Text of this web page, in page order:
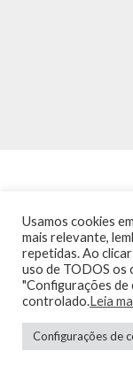
INÍCIO NOTÍCIAS
Guia de Niterói
Usamos cookies
mais relevante,
repetidas. Ao
uso de TODOS os
"Configurações
controlado.Leia
Configurações de